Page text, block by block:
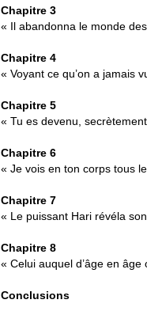
Chapitre 3
« Il abandonna le monde
Chapitre 4
« Voyant ce qu’on a jamais
Chapitre 5
« Tu es devenu,
Chapitre 6
« Je vois en ton corps tous
Chapitre 7
« Le puissant Hari révéla
Chapitre 8
« Celui auquel d’âge en
Conclusions